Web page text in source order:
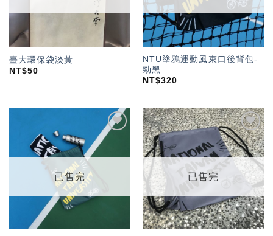
臺大環保袋淡黃
NT$50
NTU塗鴉運動風束口後背包-
勁黑
NT$320
望輕
已售完
加入
「願
望輕
單」
已售完